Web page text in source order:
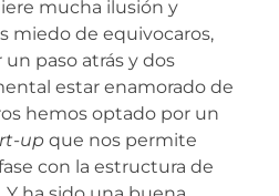
mucha ilusión y
miedo de equivocaros,
paso atrás y dos
estar enamorado de
hemos optado por un
up que nos permite
con la estructura de